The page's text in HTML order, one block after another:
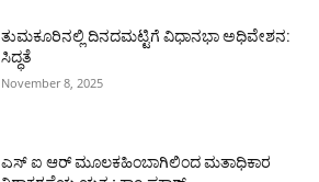
ತುಮಕೂರಿನಲ್ಲಿ ದಿನದಮಟ್ಟಿಗೆ ವಿಧಾನಭಾ ಅಧಿವೇಶನ:
ಸಿದ್ಧತೆ
November 8, 2025
ಎಸ್ ಐ ಆರ್ ಮೂಲಕಹಿಂಬಾಗಿಲಿಂದ ಮತಾಧಿಕಾರ